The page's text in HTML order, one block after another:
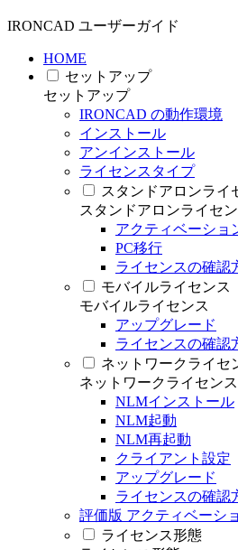
IRONCAD ユーザーガイド
HOME
セットアップ
セットアップ
IRONCAD の動作環境
インストール
アンインストール
ライセンスタイプ
スタンドアロンライ
スタンドアロンライセ
アクティベーショ
PC移行
ライセンスの確認
モバイルライセンス
モバイルライセンス
アップグレード
ライセンスの確認
ネットワークライセ
ネットワークライセンス
NLMインストール
NLM起動
NLM再起動
クライアント設定
アップグレード
ライセンスの確認
評価版 アクティベーシ
ライセンス形態